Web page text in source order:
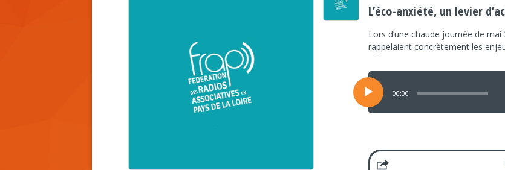
L’éco-anxiété, un levier
Lors d’une chaude journée de
rappelaient concrètement les
Lecteur
audio
00:00